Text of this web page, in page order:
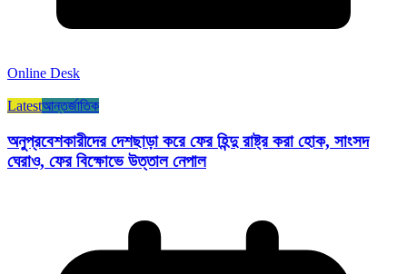
Online Desk
Latestআন্তর্জাতিক
অনুপ্রবেশকারীদের দেশছাড়া করে ফের হিন্দু রাষ্ট্র করা হোক, সাংসদ
ঘেরাও, ফের বিক্ষোভে উত্তাল নেপাল